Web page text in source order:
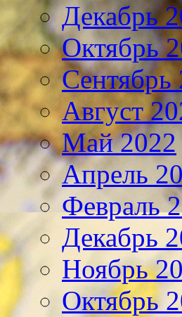
Декабрь
Октябрь
Сентябрь
Август
Май 2022
Апрель
Февраль
Декабрь
Ноябрь
Октябрь